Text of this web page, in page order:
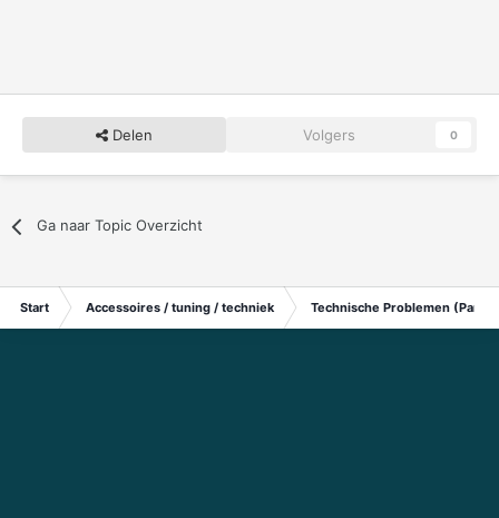
Delen Volgers 0
Ga naar Topic Overzicht
Start Accessoires / tuning / techniek Technische Problemen